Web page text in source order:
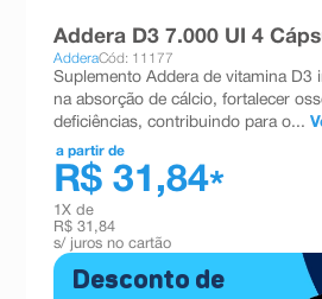
Addera D3 7.000 UI 4
AdderaCód: 11177
Suplemento Addera de vitamina D3
na absorção de cálcio, fortalecer
deficiências, contribuindo para o...
a partir de
R$ 31,84*
1 X de
R$ 31,84
s/ juros no cartão
Desconto de
absorvente
teste gravidez
ºesmalte